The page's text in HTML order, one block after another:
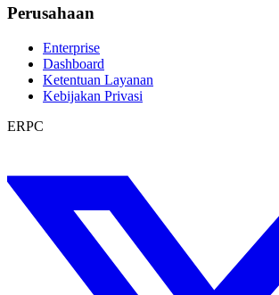
Perusahaan
Enterprise
Dashboard
Ketentuan Layanan
Kebijakan Privasi
ERPC